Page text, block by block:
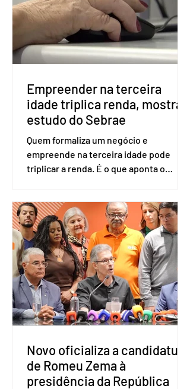
realizado esse cadastro. Neste caso,
será exigido o documento de
identificação para acesso à urna
eletrônica. Se a urna eletrônica não
reconh
Empreender na terceira
idade triplica renda, mostra
estudo do Sebrae
Quem formaliza um negócio e
empreende na terceira idade pode
triplicar a renda. É o que aponta o
Amostra de Domicílio (PNAD Contínua),
do Serviço Brasileiro de Apoio às Micro
e Pequenas Empresas (Sebrae),
realizado a partir de dados do Instituto
Brasileiro de Geografia e Estatística
(IBGE). O estudo do Sebrae mostra que,
no quarto trimestre de 2025, os
empreendedores 60+ formalizados
atingiram o maior rendime
Novo oficializa a candidatura
de Romeu Zema à
presidência da República